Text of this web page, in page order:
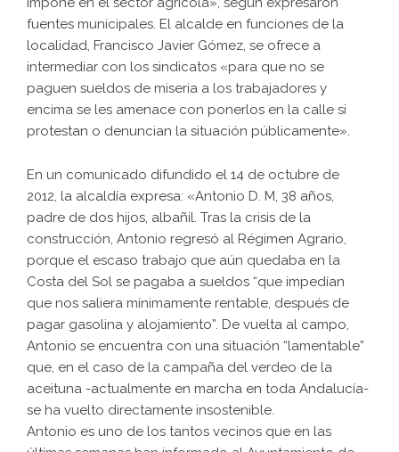
fuentes municipales. El alcalde en funciones de la
localidad, Francisco Javier Gómez, se ofrece a
intermediar con los sindicatos «para que no se
paguen sueldos de miseria a los trabajadores y
encima se les amenace con ponerlos en la calle si
protestan o denuncian la situación públicamente».
En un comunicado difundido el 14 de octubre de
2012, la alcaldía expresa: «Antonio D. M, 38 años,
padre de dos hijos, albañil. Tras la crisis de la
construcción, Antonio regresó al Régimen Agrario,
porque el escaso trabajo que aún quedaba en la
Costa del Sol se pagaba a sueldos “que impedían
que nos saliera mínimamente rentable, después de
pagar gasolina y alojamiento”. De vuelta al campo,
Antonio se encuentra con una situación “lamentable”
que, en el caso de la campaña del verdeo de la
aceituna -actualmente en marcha en toda Andalucía-
se ha vuelto directamente insostenible.
Antonio es uno de los tantos vecinos que en las